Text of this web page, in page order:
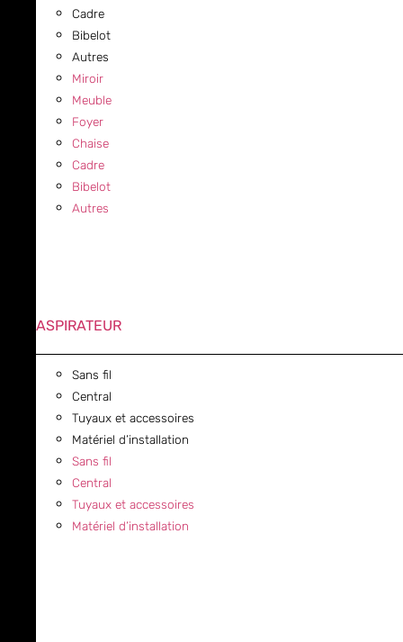
Cadre
Bibelot
Autres
Miroir
Meuble
Foyer
Chaise
Cadre
Bibelot
Autres
ASPIRATEUR
Sans fil
Central
Tuyaux et accessoires
Matériel d’installation
Sans fil
Central
Tuyaux et accessoires
Matériel d’installation